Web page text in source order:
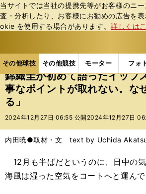
当サイトでは当社の提携先等がお客様のニ
査・分析したり、お客様にお勧めの広告を
okie を使⽤する場合があります。詳しくは
その他球技 その他競技 モーター フォ
ス
ポ
ル
テ
ー
バ
その他球技の記事一覧 テニス
錦織圭が初めて語ったイップ
事なポイントが取れない。な
る」
2024年12月27日 06:55 公開 2024年12月27日
内田暁●取材・文 text by Uchida
12月も半ばだというのに、日中の気
海風は湿った空気をコートへと運んで